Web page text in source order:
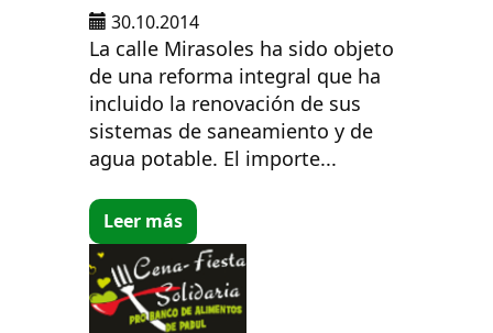
30.10.2014
La calle Mirasoles ha sido objeto
de una reforma integral que ha
incluido la renovación de sus
sistemas de saneamiento y de
agua potable. El importe...
Leer más